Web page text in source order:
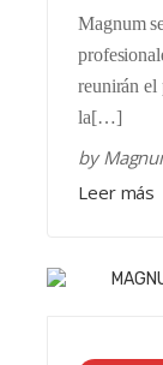
Magnum
reunirán el
la[…]
by
Leer más